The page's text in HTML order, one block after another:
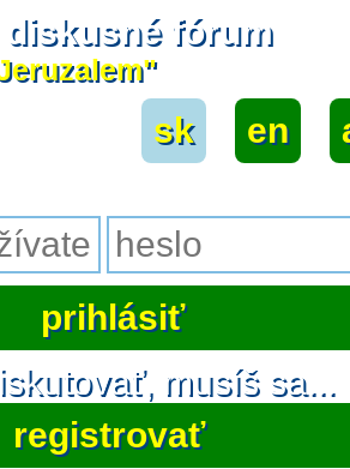
diskusné fórum
sk en
musíš sa...
registrovať